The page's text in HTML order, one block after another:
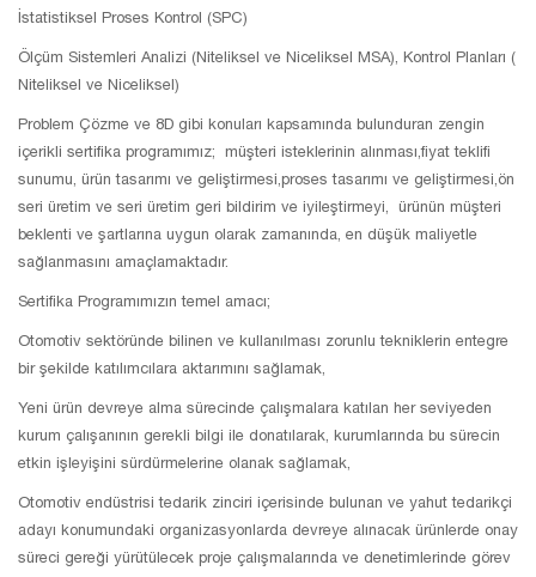
İstatistiksel Proses Kontrol (SPC)
Ölçüm Sistemleri Analizi (Niteliksel ve Niceliksel MSA), Kontrol Planları (
Niteliksel ve Niceliksel)
Problem Çözme ve 8D gibi konuları kapsamında bulunduran zengin
içerikli sertifika programımız; müşteri isteklerinin alınması,fiyat teklifi
sunumu, ürün tasarımı ve geliştirmesi,proses tasarımı ve geliştirmesi,ön
seri üretim ve seri üretim geri bildirim ve iyileştirmeyi, ürünün müşteri
beklenti ve şartlarına uygun olarak zamanında, en düşük maliyetle
sağlanmasını amaçlamaktadır.
Sertifika Programımızın temel amacı;
Otomotiv sektöründe bilinen ve kullanılması zorunlu tekniklerin entegre
bir şekilde katılımcılara aktarımını sağlamak,
Yeni ürün devreye alma sürecinde çalışmalara katılan her seviyeden
kurum çalışanının gerekli bilgi ile donatılarak, kurumlarında bu sürecin
etkin işleyişini sürdürmelerine olanak sağlamak,
Otomotiv endüstrisi tedarik zinciri içerisinde bulunan ve yahut tedarikçi
adayı konumundaki organizasyonlarda devreye alınacak ürünlerde onay
süreci gereği yürütülecek proje çalışmalarında ve denetimlerinde görev